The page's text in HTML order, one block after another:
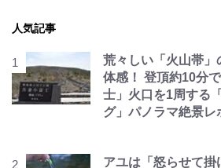
人気記事
荒々しい「火山帯」
体感！ 登頂約10分
士」火口を1周する
グ」パノラマ絶景レ
アユは「怒らせて